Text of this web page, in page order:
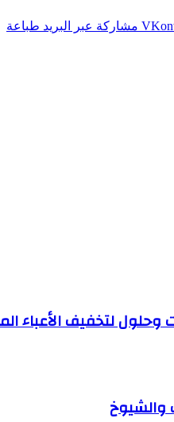
مشاركة عبر البريد طباعة
وحلول لتخفيف الأعباء
والشيوخ